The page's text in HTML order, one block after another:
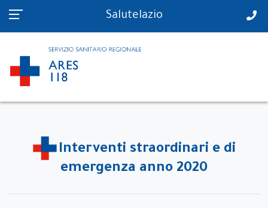
PS in tempo reale Salutelazio
Interventi straordinari e di
emergenza anno 2020